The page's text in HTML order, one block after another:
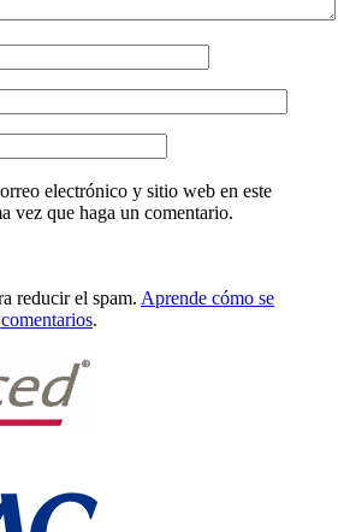
electrónico y sitio web en este
vez que haga un comentario.
reducir el spam. Aprende cómo se
.